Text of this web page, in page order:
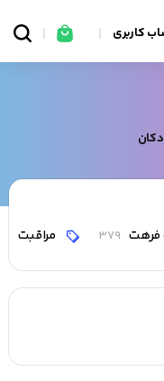
کاربری
فرهت 379 مراقبت